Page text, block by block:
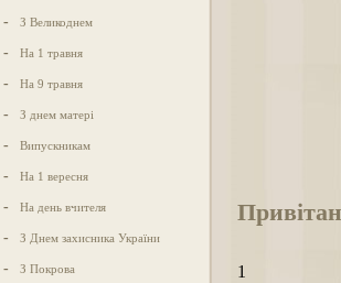
- З Великоднем
- На 1 травня
- На 9 травня
- З днем матері
- Випускникам
- На 1 вересня
- На день вчителя
- З Днем захисника України
- З Покрова 1